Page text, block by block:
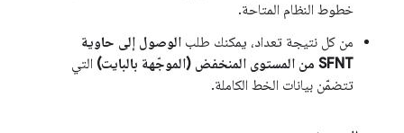
خطوط النظام المتاحة.
من كل نتيجة تعداد، يمكنك طلب الوصول إلى حاوية
SFNT من المستوى المنخفض (الموجّهة بالبايت)
التي
تتضمّن بيانات الخط الكاملة.